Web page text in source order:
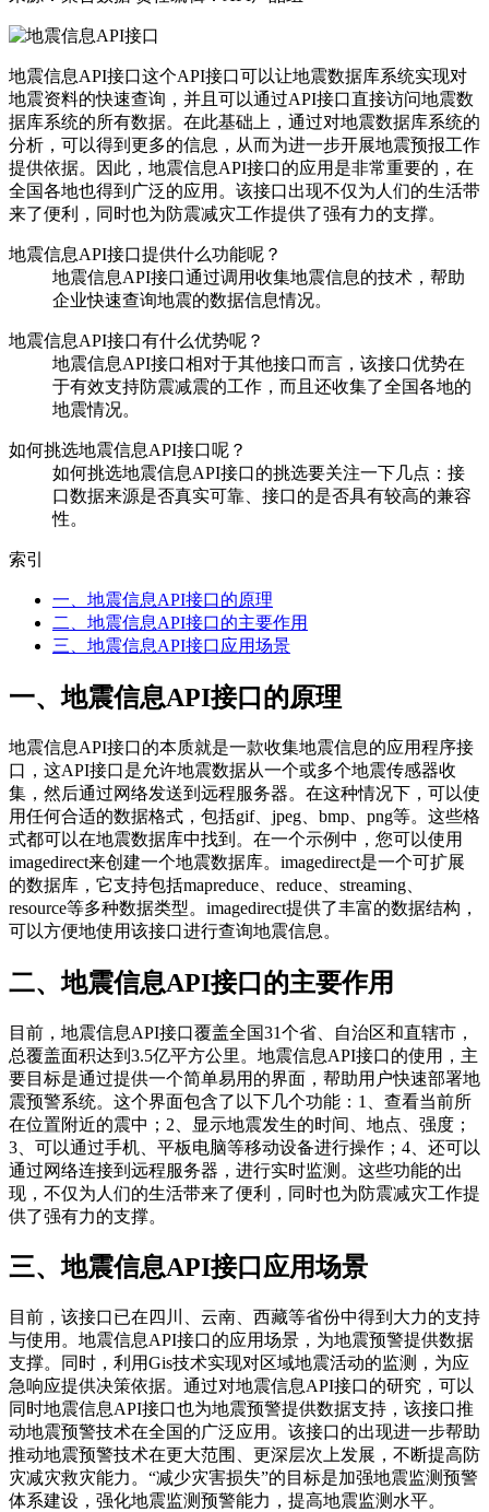
地震信息API接口这个API接口可以让地震数据库系统实现对
地震资料的快速查询，并且可以通过API接口直接访问地震数
据库系统的所有数据。在此基础上，通过对地震数据库系统的
分析，可以得到更多的信息，从而为进一步开展地震预报工作
提供依据。因此，地震信息API接口的应用是非常重要的，在
全国各地也得到广泛的应用。该接口出现不仅为人们的生活带
来了便利，同时也为防震减灾工作提供了强有力的支撑。
地震信息API接口提供什么功能呢？
地震信息API接口通过调用收集地震信息的技术，帮助
企业快速查询地震的数据信息情况。
地震信息API接口有什么优势呢？
地震信息API接口相对于其他接口而言，该接口优势在
于有效支持防震减震的工作，而且还收集了全国各地的
地震情况。
如何挑选地震信息API接口呢？
如何挑选地震信息API接口的挑选要关注一下几点：接
口数据来源是否真实可靠、接口的是否具有较高的兼容
性。
索引
一、地震信息API接口的原理
二、地震信息API接口的主要作用
三、地震信息API接口应用场景
一、地震信息API接口的原理
地震信息API接口的本质就是一款收集地震信息的应用程序接
口，这API接口是允许地震数据从一个或多个地震传感器收
集，然后通过网络发送到远程服务器。在这种情况下，可以使
用任何合适的数据格式，包括gif、jpeg、bmp、png等。这些格
式都可以在地震数据库中找到。在一个示例中，您可以使用
imagedirect来创建一个地震数据库。imagedirect是一个可扩展
的数据库，它支持包括mapreduce、reduce、streaming、
resource等多种数据类型。imagedirect提供了丰富的数据结构，
可以方便地使用该接口进行查询地震信息。
二、地震信息API接口的主要作用
目前，地震信息API接口覆盖全国31个省、自治区和直辖市，
总覆盖面积达到3.5亿平方公里。地震信息API接口的使用，主
要目标是通过提供一个简单易用的界面，帮助用户快速部署地
震预警系统。这个界面包含了以下几个功能：1、查看当前所
在位置附近的震中；2、显示地震发生的时间、地点、强度；
3、可以通过手机、平板电脑等移动设备进行操作；4、还可以
通过网络连接到远程服务器，进行实时监测。这些功能的出
现，不仅为人们的生活带来了便利，同时也为防震减灾工作提
供了强有力的支撑。
三、地震信息API接口应用场景
目前，该接口已在四川、云南、西藏等省份中得到大力的支持
与使用。地震信息API接口的应用场景，为地震预警提供数据
支撑。同时，利用Gis技术实现对区域地震活动的监测，为应
急响应提供决策依据。通过对地震信息API接口的研究，可以
同时地震信息API接口也为地震预警提供数据支持，该接口推
动地震预警技术在全国的广泛应用。该接口的出现进一步帮助
推动地震预警技术在更大范围、更深层次上发展，不断提高防
灾减灾救灾能力。“减少灾害损失”的目标是加强地震监测预警
体系建设，强化地震监测预警能力，提高地震监测水平。